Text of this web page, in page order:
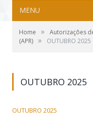
MENU
Home »
Autorizações
(APR) » OUTUBRO 2025
OUTUBRO 2025
OUTUBRO 2025